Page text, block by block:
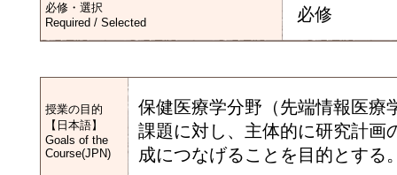
必修・選択
Required / Selected
必修
授業の目的
【日本語】
Goals of the
Course(JPN)
保健医療学分野（先端情報医療
課題に対し、主体的に研究計画
成につなげることを目的とする